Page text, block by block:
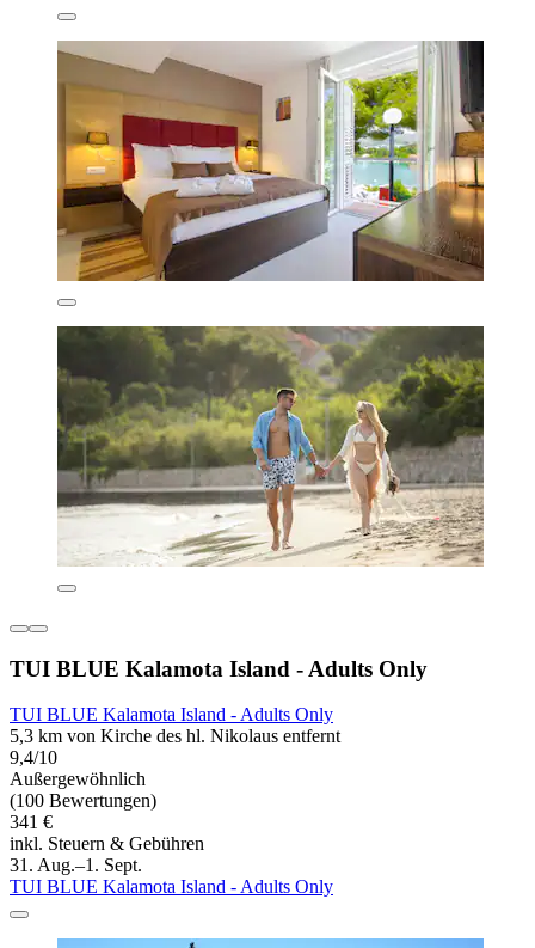
TUI BLUE Kalamota Island - Adults Only
TUI BLUE Kalamota Island - Adults Only
5,3 km von Kirche des hl. Nikolaus entfernt
9,4/10
Außergewöhnlich
(100 Bewertungen)
341 €
inkl. Steuern & Gebühren
31. Aug.–1. Sept.
TUI BLUE Kalamota Island - Adults Only